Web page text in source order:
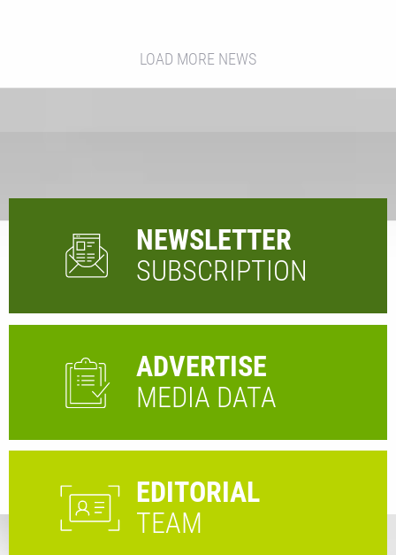
LOAD MORE NEWS
NEWSLETTER
SUBSCRIPTION
ADVERTISE
MEDIA DATA
EDITORIAL
TEAM